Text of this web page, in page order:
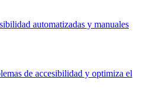
automatizadas y manuales
de accesibilidad y optimiza el